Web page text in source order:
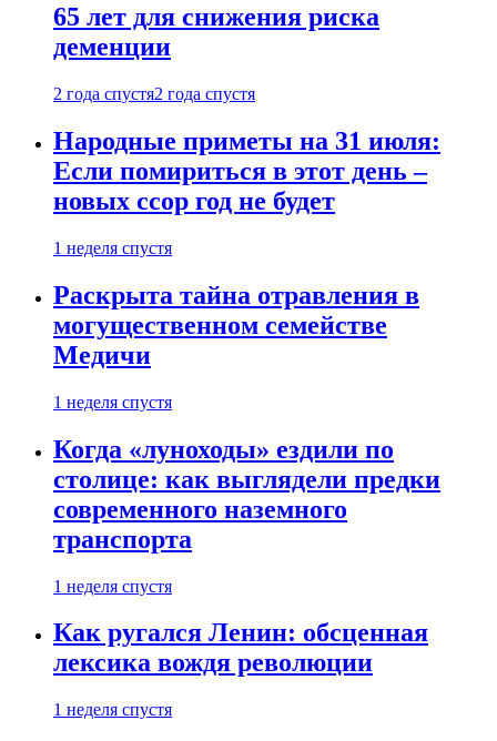
65 лет для снижения риска
деменции
2 года спустя2 года спустя
Народные приметы на 31 июля:
Если помириться в этот день –
новых ссор год не будет
1 неделя спустя
Раскрыта тайна отравления в
могущественном семействе
Медичи
1 неделя спустя
Когда «луноходы» ездили по
столице: как выглядели предки
современного наземного
транспорта
1 неделя спустя
Как ругался Ленин: обсценная
лексика вождя революции
1 неделя спустя